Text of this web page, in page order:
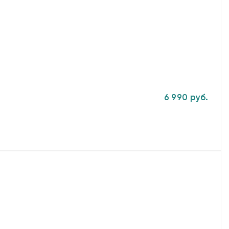
6 990 руб.